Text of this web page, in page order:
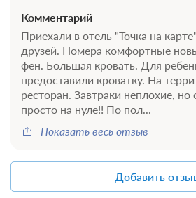
Комментарий
Приехали в отель "Точка на
друзей. Номера комфортные
фен. Большая кровать. Для
предоставили кроватку. На
ресторан. Завтраки неплохие,
просто на нуле!! По пол...
Показать весь отзыв
Добавить